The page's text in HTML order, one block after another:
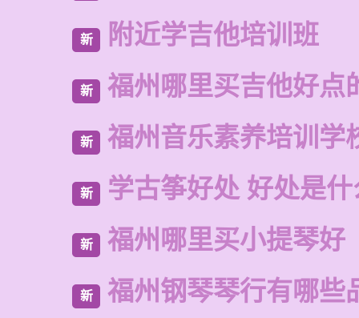
新 附近学吉他培训班
新 福州哪里买吉他好点
新 福州音乐素养培训学
新 学古筝好处 好处是什
新 福州哪里买小提琴好
新 福州钢琴琴行有哪些